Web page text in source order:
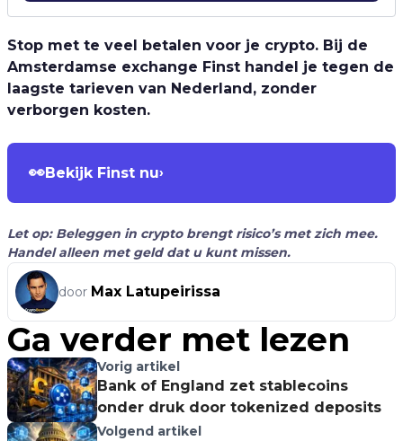
Stop met te veel betalen voor je crypto. Bij de
Amsterdamse exchange Finst handel je tegen de
laagste tarieven van Nederland, zonder
verborgen kosten.
👀Bekijk Finst nu›
Let op: Beleggen in crypto brengt risico’s met zich mee.
Handel alleen met geld dat u kunt missen.
door Max Latupeirissa
Ga verder met lezen
Vorig artikel
Bank of England zet stablecoins
onder druk door tokenized deposits
Volgend artikel